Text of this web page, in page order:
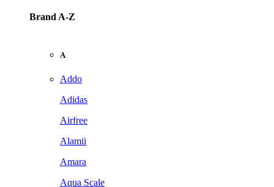
Brand A-Z
A
Addo
Adidas
Airfree
Alamii
Amara
Aqua Scale